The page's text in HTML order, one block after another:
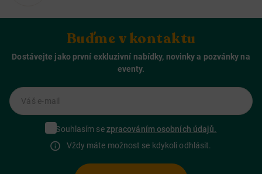
Buďme v kontaktu
Dostávejte jako první exkluzivní nabídky, novinky a pozvánky na
eventy.
Váš e-mail
Souhlasím sezpracováním osobních údajů.
Vždy máte možnost se kdykoli odhlásit.